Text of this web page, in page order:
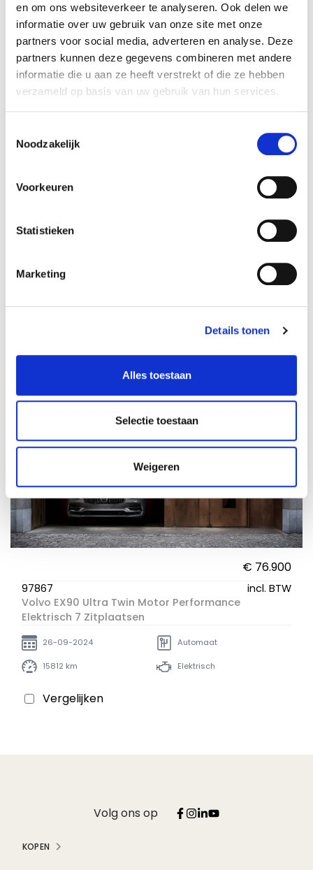
en om ons websiteverkeer te analyseren. Ook delen we
informatie over uw gebruik van onze site met onze
partners voor social media, adverteren en analyse. Deze
partners kunnen deze gegevens combineren met andere
informatie die u aan ze heeft verstrekt of die ze hebben
verzameld op basis van uw gebruik van hun services.
Noodzakelijk
Voorkeuren
Statistieken
Marketing
Details tonen
Alles toestaan
Selectie toestaan
Weigeren
€ 84.900
incl. BTW
Elektrisch 7 Zitplaatsen
5055 km
Vergelijken
€ 76.900
97867
incl. BTW
Volvo EX90 Ultra Twin Motor Performance
Elektrisch 7 Zitplaatsen
26-09-2024 Automaat
15812 km Elektrisch
Vergelijken
Volg ons op
KOPEN